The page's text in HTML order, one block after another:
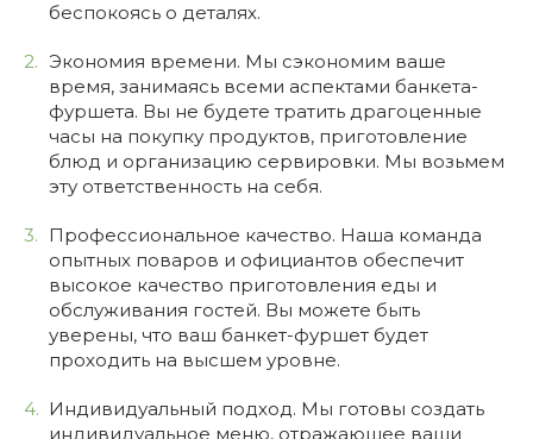
беспокоясь о деталях.
Экономия времени. Мы сэкономим ваше
время, занимаясь всеми аспектами банкета-
фуршета. Вы не будете тратить драгоценные
часы на покупку продуктов, приготовление
блюд и организацию сервировки. Мы возьмем
эту ответственность на себя.
Профессиональное качество. Наша команда
опытных поваров и официантов обеспечит
высокое качество приготовления еды и
обслуживания гостей. Вы можете быть
уверены, что ваш банкет-фуршет будет
проходить на высшем уровне.
Индивидуальный подход. Мы готовы создать
индивидуальное меню, отражающее ваши